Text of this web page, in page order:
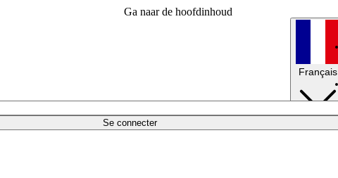
Ga naar de hoofdinhoud
Se connecter
Français